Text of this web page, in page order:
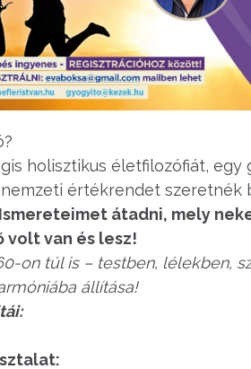
holisztikus életfilozófiát,
értékrendet szeretnék
átadni, mely
volt van és lesz!
on túl is – testben, lélekben,
állítása!